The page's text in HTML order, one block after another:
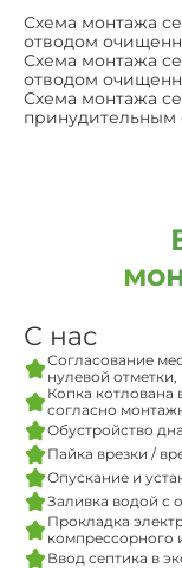
Схема монтажа
отводом
Схема монтажа
отводом
Схема монтажа
принудительным
С нас
Согласование
нулевой
Копка котлована
согласно
Обустройство
Пайка врезки /
Опускание и
Заливка водой с
Прокладка
компрессорного
Ввод септика в